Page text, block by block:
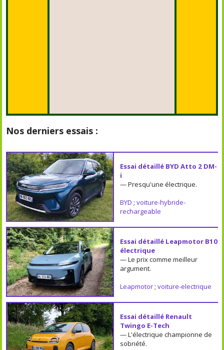
Nos derniers essais :
Essai détaillé BYD Atto 2 DM-
i
— Presqu'une électrique.
BYD ; voiture-hybride-
rechargeable
Essai détaillé Leapmotor B10
électrique
— Le prix comme meilleur
argument.
Leapmotor; voiture-electrique
Essai détaillé Renault
Twingo E-Tech
— L'électrique championne de
sobriété.